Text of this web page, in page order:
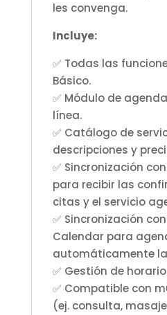
les convenga.
Incluye:
✅ Todas las
Básico.
✅ Módulo de
línea.
✅ Catálogo de
descripciones y
✅ Sincronización
para recibir las
citas y el servicio
✅ Sincronización
Calendar para
automáticamente
✅ Gestión de
✅ Compatible con
(ej. consulta,